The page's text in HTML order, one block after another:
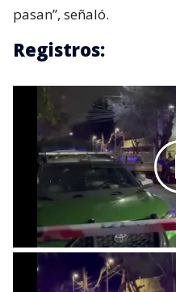
pasan”, señaló.
Registros: